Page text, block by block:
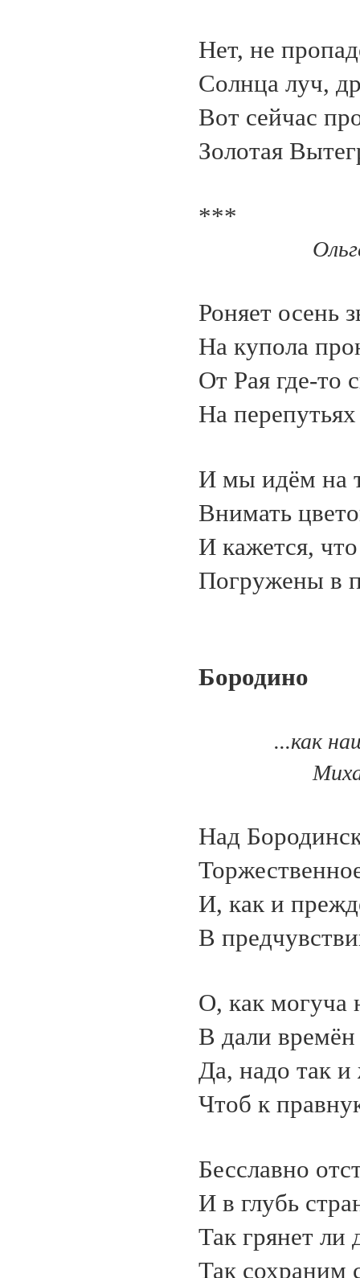
Нет, не
Солнца луч,
Вот сейчас
Золотая
***
Роняет осень
На купола
От Рая где-то
На
И мы идём на
Внимать
И кажется,
Погружены в
Бородино
...как
Над
И, как и
В
О, как могуча
В дали времён
Да, надо так
Чтоб к
Бесславно
И в глубь
Так грянет ли
Так сохраним